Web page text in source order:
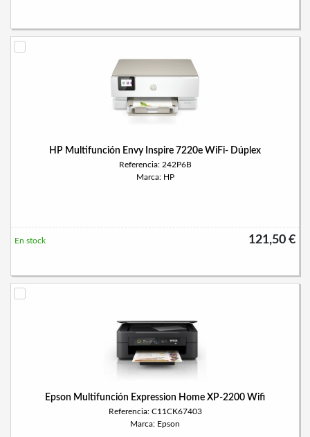
HP Multifunción Envy Inspire 7220e WiFi- Dúplex
Referencia: 242P6B
Marca: HP
121,50 €
En stock
Epson Multifunción Expression Home XP-2200 Wifi
Referencia: C11CK67403
Marca: Epson